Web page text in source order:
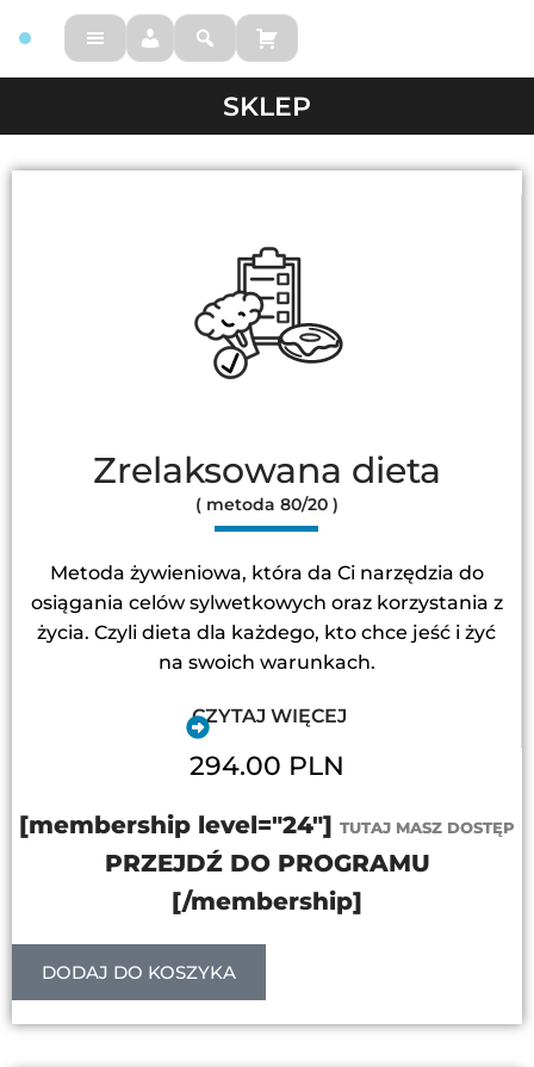
SKLEP
Zrelaksowana dieta
( metoda 80/20 )
Metoda żywieniowa, która da Ci narzędzia do
osiągania celów sylwetkowych oraz korzystania z
życia. Czyli dieta dla każdego, kto chce jeść i żyć
na swoich warunkach.
CZYTAJ WIĘCEJ
294.00 PLN
[membership level="24"] TUTAJ MASZ DOSTĘP
PRZEJDŹ DO PROGRAMU
[/membership]
DODAJ DO KOSZYKA